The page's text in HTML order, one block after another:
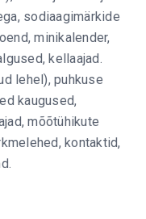
sodiaagimärkide
minikalender,
kellaajad.
lehel), puhkuse
kaugused,
mõõtühikute
kontaktid,